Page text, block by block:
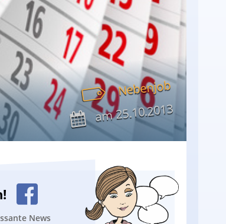
Nebenjob
am25.10.2013
News